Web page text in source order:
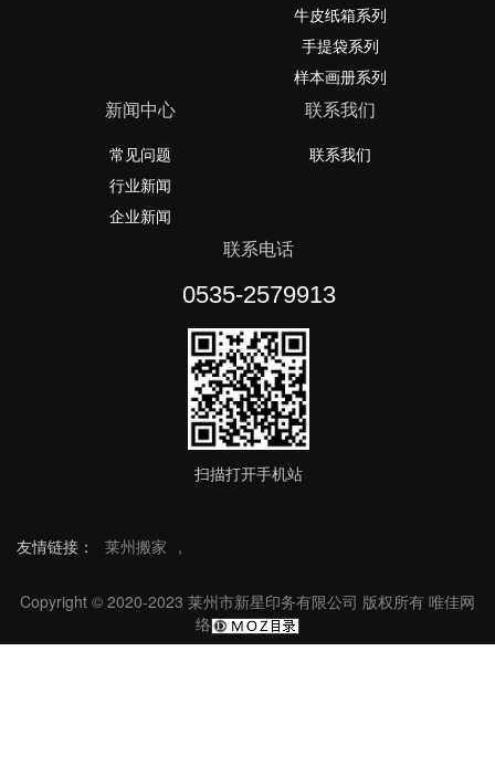
牛皮纸箱系列
手提袋系列
样本画册系列
新闻中心
常见问题
行业新闻
企业新闻
联系我们
联系我们
联系电话
0535-2579913
扫描打开手机站
友情链接： 莱州搬家 ,
Copyright © 2020-2023 莱州市新星印务有限公司 版权所有 唯佳网
络